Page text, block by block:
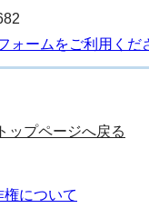
ームをご利用くだ
トップページへ戻る
権について